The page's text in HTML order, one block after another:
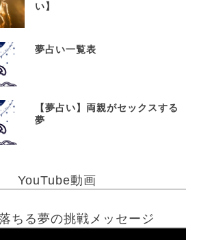
い】
夢占い一覧表
【夢占い】両親がセックスする
夢
YouTube動画
ちる夢の挑戦メッセージ